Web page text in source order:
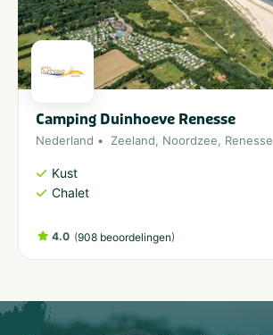
Camping Duinhoeve Renesse
Nederland Zeeland, Noordzee, Renesse
Kust
Chalet
4.0 (908 beoordelingen)